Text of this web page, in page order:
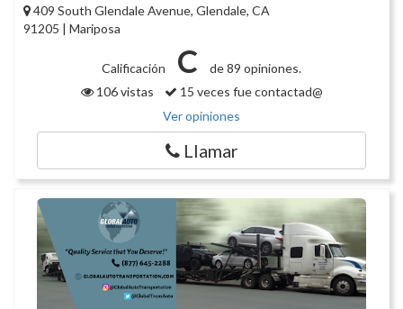
409 South Glendale Avenue, Glendale, CA
91205 | Mariposa
Calificación C
de 89 opiniones.
106 vistas
15 veces fue contactad@
Ver opiniones
Llamar